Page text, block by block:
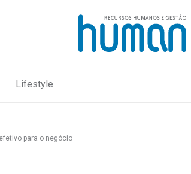
Lifestyle
para o negócio